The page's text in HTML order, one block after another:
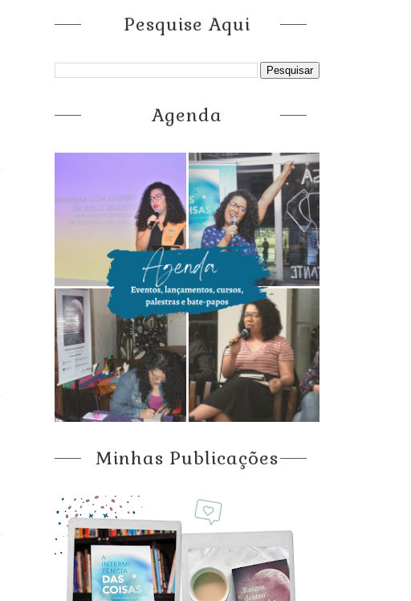
Pesquise Aqui
Agenda
Minhas Publicações